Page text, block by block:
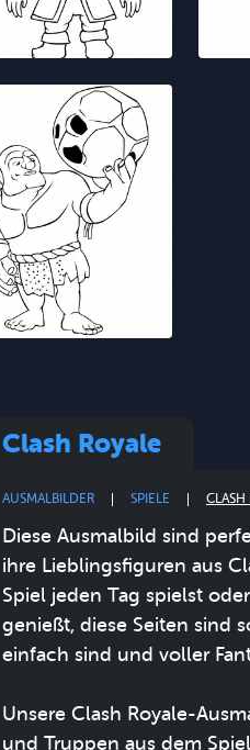
Clash Royale
AUSMALBILDER SPIELE CLASH
Diese Ausmalbild sind
ihre Lieblingsfiguren aus
Spiel jeden Tag spielst
genießt, diese Seiten sind
einfach sind und voller
Unsere Clash Royale-
und Truppen aus dem